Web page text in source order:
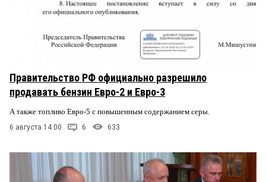
Правительство РФ официально разрешило
продавать бензин Евро-2 и Евро-3
А также топливо Евро-5 с повышенным содержанием серы.
6 августа 14:00 6 633